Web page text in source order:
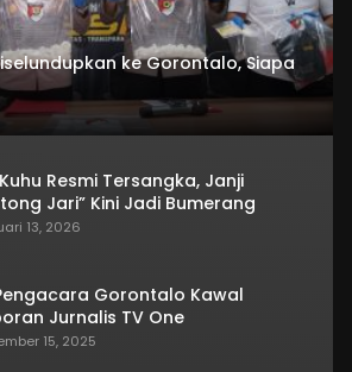
ke Gorontalo, Siapa
Resmi Tersangka, Janji
Jari” Kini Jadi Bumerang
13, 2026
Gorontalo Kawal
Jurnalis TV One
15, 2025